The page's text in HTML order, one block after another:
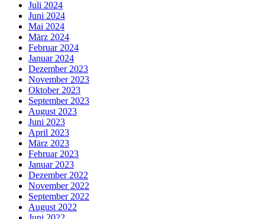
Juli 2024
Juni 2024
Mai 2024
März 2024
Februar 2024
Januar 2024
Dezember 2023
November 2023
Oktober 2023
September 2023
August 2023
Juni 2023
April 2023
März 2023
Februar 2023
Januar 2023
Dezember 2022
November 2022
September 2022
August 2022